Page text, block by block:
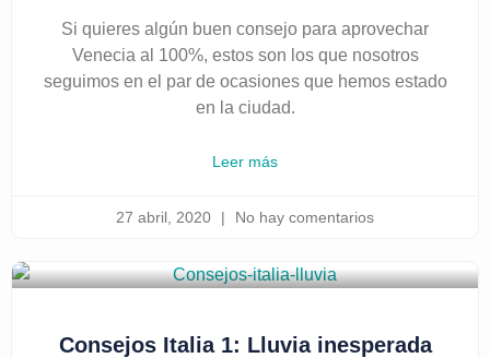
Si quieres algún buen consejo para aprovechar
Venecia al 100%, estos son los que nosotros
seguimos en el par de ocasiones que hemos estado
en la ciudad.
Leer más
27 abril, 2020 No hay comentarios
Consejos Italia 1: Lluvia inesperada